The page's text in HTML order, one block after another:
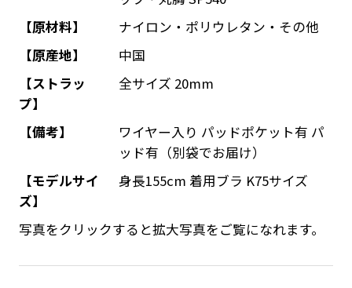
【原材料】
ナイロン・ポリウレタン・その他
【原産地】
中国
【ストラッ
プ】
全サイズ 20mm
【備考】
ワイヤー入り パッドポケット有 パ
ッド有（別袋でお届け）
【モデルサイ
ズ】
身長155cm 着用ブラ K75サイズ
写真をクリックすると拡大写真をご覧になれます。